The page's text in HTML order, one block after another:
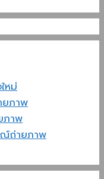
หม่
ยภาพ
ภาพ
ถ่ายภาพ